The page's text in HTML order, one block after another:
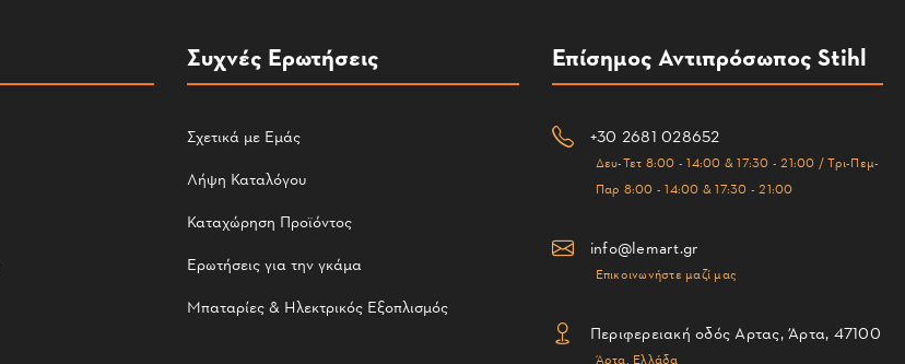
Συχνές Ερωτήσεις
Σχετικά με Εμάς
Λήψη Καταλόγου
Καταχώρηση Προϊόντος
Ερωτήσεις για την γκάμα
Μπαταρίες & Ηλεκτρικός Εξοπλισμός
Επίσημος Αντιπρόσωπος Stihl
+30 2681 028652
Δευ-Τετ 8:00 - 14:00 & 17:30 - 21:00 / Τρι-Πεμ-
Παρ 8:00 - 14:00 & 17:30 - 21:00
info@lemart.gr
Επικοινωνήστε μαζί μας
Περιφερειακή οδός Αρτας, Άρτα, 47100
Άρτα, Ελλάδα